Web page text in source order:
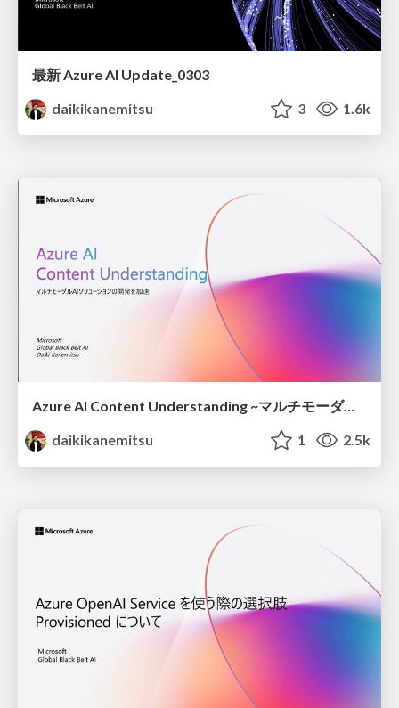
最新 Azure AI Update_0303
daikikanemitsu
3 1.6k
Azure AI Content Understanding ~マルチモーダルソリューションの開発の加速~
daikikanemitsu
1 2.5k